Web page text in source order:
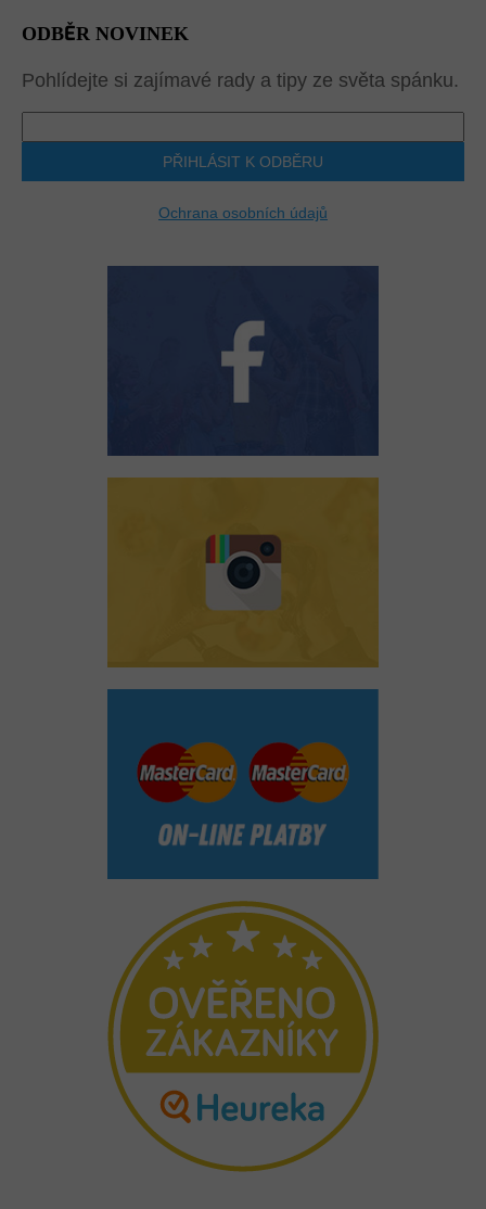
ODBĚR NOVINEK
Pohlídejte si zajímavé rady a tipy ze světa spánku.
PŘIHLÁSIT K ODBĚRU
Ochrana osobních údajů